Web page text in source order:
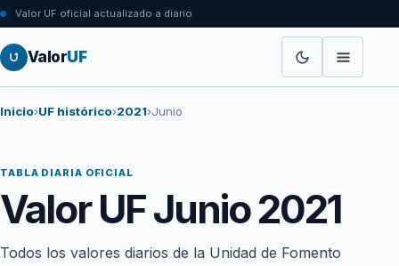
Valor UF oficial actualizado a diario
ValorUF
Inicio›UF histórico›2021›Junio
TABLA DIARIA OFICIAL
Valor UF Junio 2021
Todos los valores diarios de la Unidad de Fomento